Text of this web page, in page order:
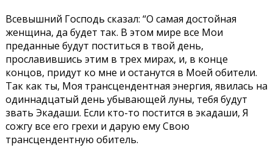
Всевышний Господь сказал: “О самая достойная
женщина, да будет так. В этом мире все Мои
преданные будут поститься в твой день,
прославившись этим в трех мирах, и, в конце
концов, придут ко мне и останутся в Моей обители.
Так как ты, Моя трансцендентная энергия, явилась на
одиннадцатый день убывающей луны, тебя будут
звать Экадаши. Если кто-то постится в экадаши, Я
сожгу все его грехи и дарую ему Свою
трансцендентную обитель.